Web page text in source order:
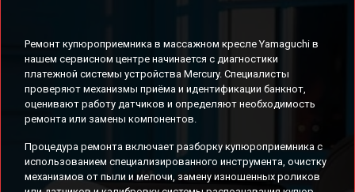
Ремонт купюроприемника в массажном кресле Yamaguchi в
нашем сервисном центре начинается с диагностики
платежной системы устройства Mercury. Специалисты
проверяют механизмы приёма и идентификации банкнот,
оценивают работу датчиков и определяют необходимость
ремонта или замены компонентов.
Процедура ремонта включает разборку купюроприемника с
использованием специализированного инструмента, очистку
механизмов от пыли и мелочи, замену изношенных роликов